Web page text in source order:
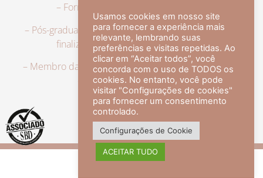
– Formação em Medicina pela UFRJ.
– Pós-graduação em Dermatologia pela UFRJ, tendo
finalizado a especialização em 2007.
– Membro da Sociedade Brasileira de Dermatologia,
com título de especialista.
veja mais +
Usamos cookies em nosso site
para fornecer a experiência mais
relevante, lembrando suas
preferências e visitas repetidas. Ao
clicar em “Aceitar todos”, você
concorda com o uso de TODOS os
cookies. No entanto, você pode
visitar "Configurações de cookies"
para fornecer um consentimento
controlado.
Configurações de Cookie
ACEITAR TUDO